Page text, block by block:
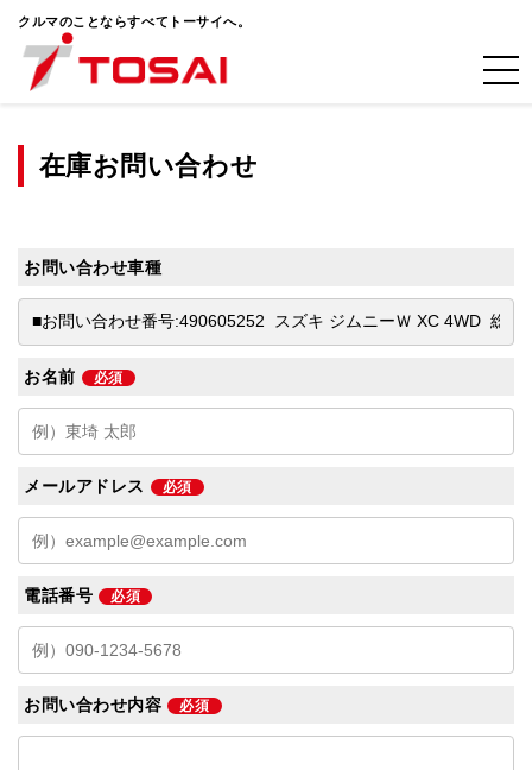
クルマのことならすべてトーサイへ。
在庫お問い合わせ
お問い合わせ車種
お名前 必須
メールアドレス 必須
電話番号 必須
お問い合わせ内容 必須